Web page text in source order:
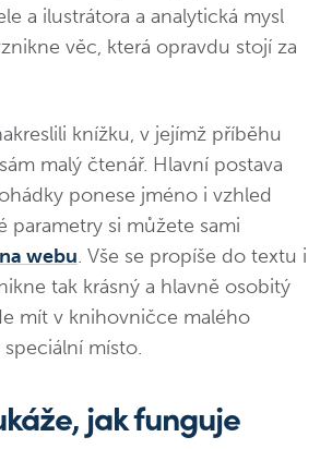
a ilustrátora a analytická mysl
věc, která opravdu stojí za
knížku, v jejímž příběhu
malý čtenář. Hlavní postava
ponese jméno i vzhled
parametry si můžete sami
na webu. Vše se propíše do textu i
tak krásný a hlavně osobitý
mít v knihovničce malého
místo.
jak funguje